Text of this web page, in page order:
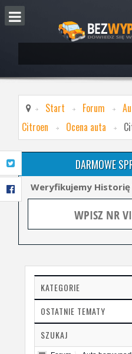
Start Forum
Citroen
Ocena auta
DARMOWE
Weryfikujemy
KATEGORIE
OSTATNIE TEMATY
SZUKAJ